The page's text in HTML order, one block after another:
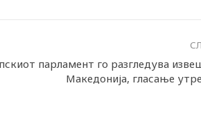
парламент го разгледува
Македонија, гласање